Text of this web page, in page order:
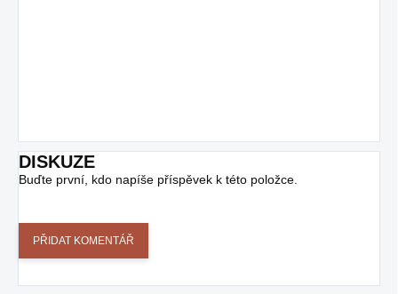
DISKUZE
Buďte první, kdo napíše příspěvek k této položce.
PŘIDAT KOMENTÁŘ